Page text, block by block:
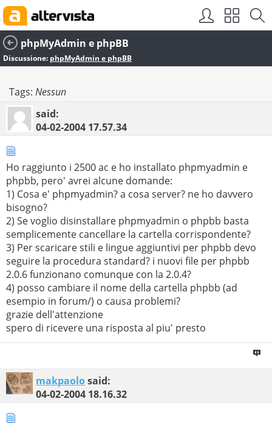
phpMyAdmin e phpBB
Discussione: phpMyAdmin e phpBB
Tags: Nessun
said:
04-02-2004 17.57.34
Ho raggiunto i 2500 ac e ho installato phpmyadmin e
phpbb, pero' avrei alcune domande:
1) Cosa e' phpmyadmin? a cosa server? ne ho davvero
bisogno?
2) Se voglio disinstallare phpmyadmin o phpbb basta
semplicemente cancellare la cartella corrispondente?
3) Per scaricare stili e lingue aggiuntivi per phpbb devo
seguire la procedura standard? i nuovi file per phpbb
2.0.6 funzionano comunque con la 2.0.4?
4) posso cambiare il nome della cartella phpbb (ad
esempio in forum/) o causa problemi?
grazie dell'attenzione
spero di ricevere una risposta al piu' presto
makpaolosaid:
04-02-2004 18.16.32